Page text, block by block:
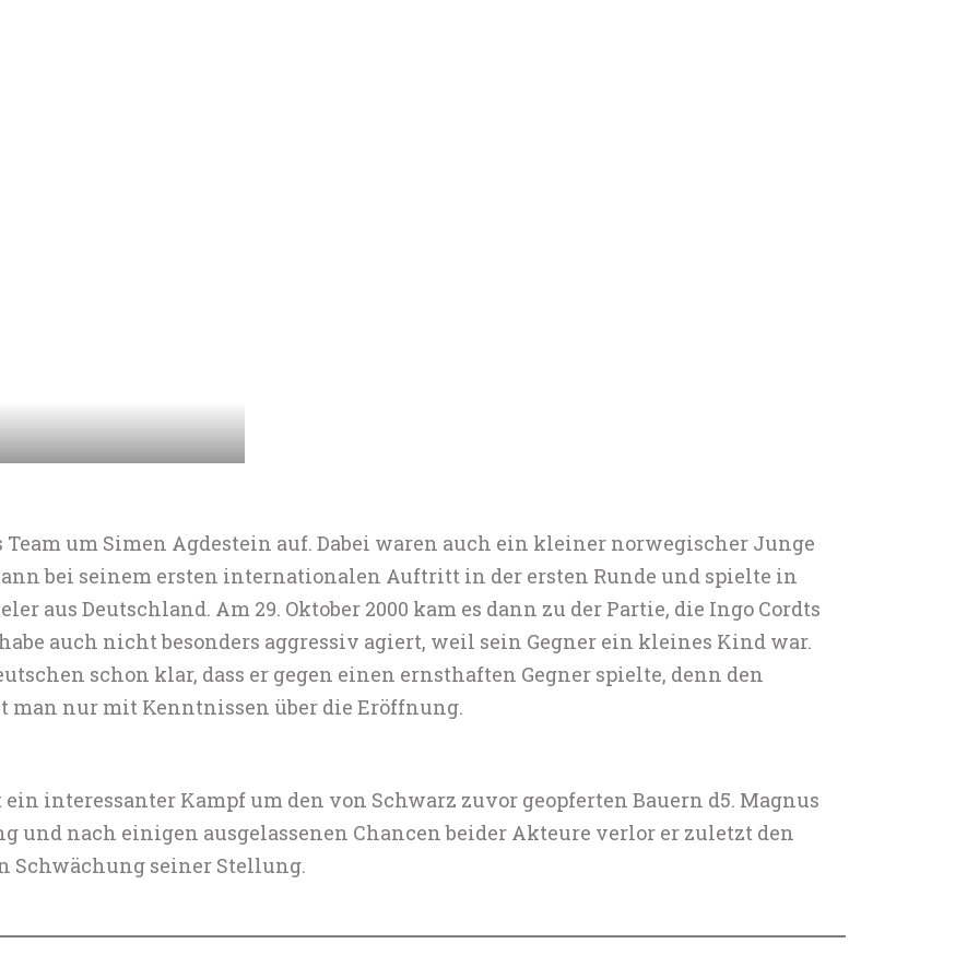
um Simen Agdestein auf. Dabei waren auch ein kleiner norwegischer Junge
bei seinem ersten internationalen Auftritt in der ersten Runde und spielte in
aus Deutschland. Am 29. Oktober 2000 kam es dann zu der Partie, die Ingo Cordts
auch nicht besonders aggressiv agiert, weil sein Gegner ein kleines Kind war.
schon klar, dass er gegen einen ernsthaften Gegner spielte, denn den
man nur mit Kenntnissen über die Eröffnung.
interessanter Kampf um den von Schwarz zuvor geopferten Bauern d5. Magnus
und nach einigen ausgelassenen Chancen beider Akteure verlor er zuletzt den
Schwächung seiner Stellung.